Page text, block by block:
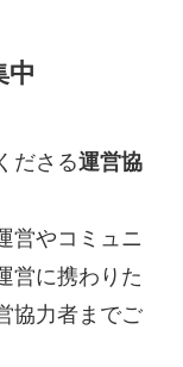
中
ださる運営協
営やコミュニ
営に携わりた
協力者までご